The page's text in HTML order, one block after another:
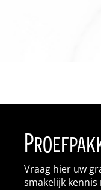
Vraag hier uw
smakelijk kennis